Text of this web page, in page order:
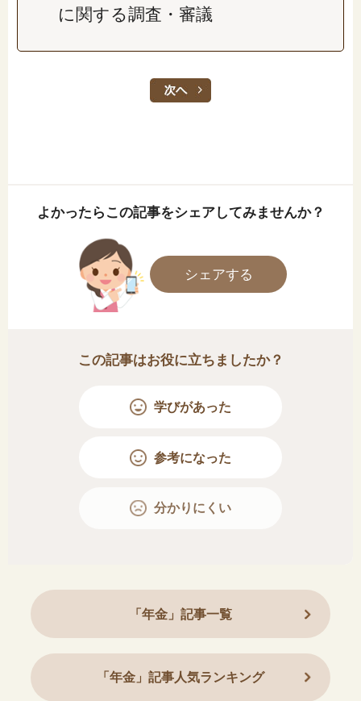
に関する調査・審議
よかったらこの記事をシェアしてみませんか？
シェアする
この記事はお役に立ちましたか？
学びがあった
参考になった
分かりにくい
「年金」記事一覧
「年金」記事人気ランキング